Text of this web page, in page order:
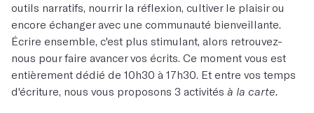
outils narratifs, nourrir la réflexion, cultiver le plaisir ou
encore échanger avec une communauté bienveillante.
Écrire ensemble, c'est plus stimulant, alors retrouvez-
nous pour faire avancer vos écrits. Ce moment vous est
entièrement dédié de 10h30 à 17h30. Et entre vos temps
d'écriture, nous vous proposons 3 activités à la carte.